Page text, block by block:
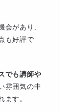
会があり、
も好評で
でも講師や
雰囲気の中
ます。